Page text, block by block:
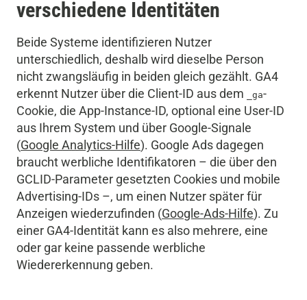
verschiedene Identitäten
Beide Systeme identifizieren Nutzer
unterschiedlich, deshalb wird dieselbe Person
nicht zwangsläufig in beiden gleich gezählt. GA4
erkennt Nutzer über die Client-ID aus dem
_ga-
Cookie, die App-Instance-ID, optional eine User-ID
aus Ihrem System und über Google-Signale
(Google Analytics-Hilfe). Google Ads dagegen
braucht werbliche Identifikatoren – die über den
GCLID-Parameter gesetzten Cookies und mobile
Advertising-IDs –, um einen Nutzer später für
Anzeigen wiederzufinden (Google-Ads-Hilfe). Zu
einer GA4-Identität kann es also mehrere, eine
oder gar keine passende werbliche
Wiedererkennung geben.